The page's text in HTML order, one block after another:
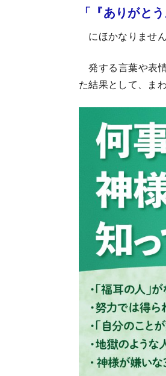
「『ありがと
にほかなりません
発する言葉や表
た結果として、ま